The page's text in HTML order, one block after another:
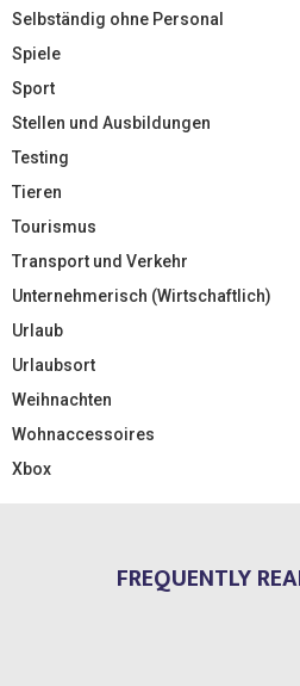
Selbständig ohne Personal
Spiele
Sport
Stellen und Ausbildungen
Testing
Tieren
Tourismus
Transport und Verkehr
Unternehmerisch (Wirtschaftlich)
Urlaub
Urlaubsort
Weihnachten
Wohnaccessoires
Xbox
FREQUENTLY